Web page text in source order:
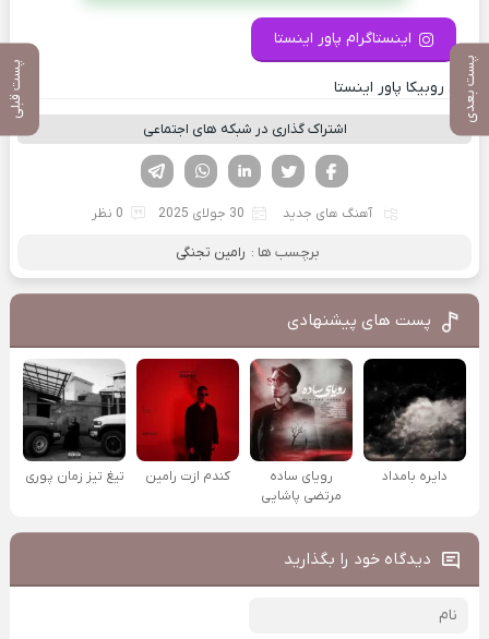
پست بعدی پست قبلی
اینستاگرام پاور اینستا
کانال روبیکا پاور اینستا
اشتراک گذاری در شبکه های اجتماعی
لینکدین تویتر
فیسوک
آهنگ های جدید 30 جولای 2025 0 نظر
برچسب ها : رامین تجنگی
پست های پیشنهادی
دایره بامداد
رویای ساده
مرتضی پاشایی
کندم ازت رامین تیغ تیز زمان پوری
دیدگاه خود را بگذارید